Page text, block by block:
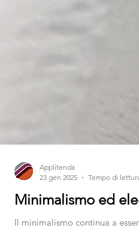
Minimalismo ed
Applitenda
23 gen 2025
Tempo di